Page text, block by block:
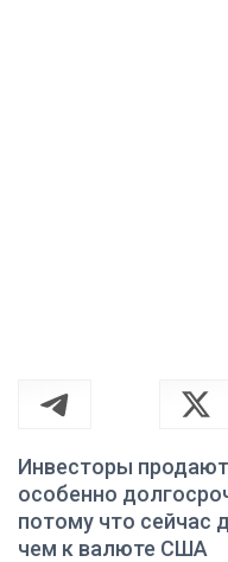
Инвесторы
особенно
потому что сейчас
чем к валюте США